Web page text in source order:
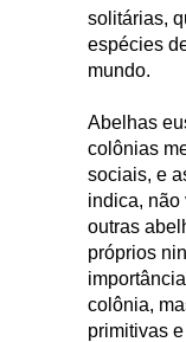
solitárias,
espécies
mundo.
Abelhas
colônias
sociais, e
indica, não
outras
próprios
colônia,
primitivas